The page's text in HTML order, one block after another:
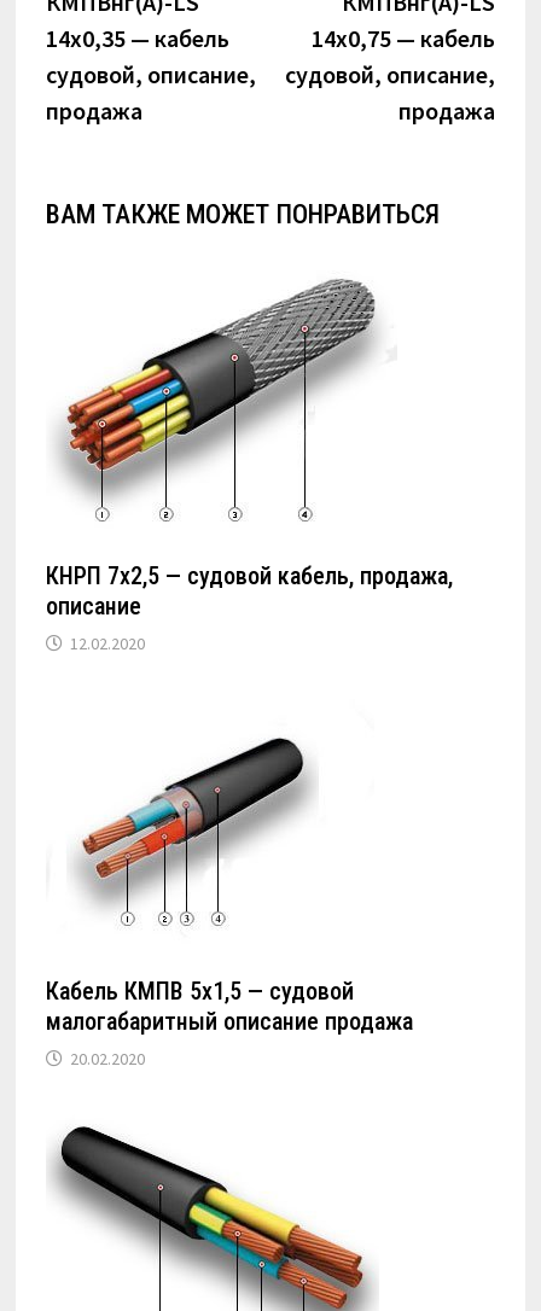
записям
14х0,35 — кабель
судовой, описание,
продажа
14х0,75 — кабель
судовой, описание,
продажа
ВАМ ТАКЖЕ МОЖЕТ ПОНРАВИТЬСЯ
КНРП 7х2,5 — судовой кабель, продажа,
описание
12.02.2020
Кабель КМПВ 5х1,5 — судовой
малогабаритный описание продажа
20.02.2020